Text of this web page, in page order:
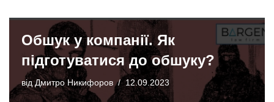
Обшук у компанії. Як
підготуватися до обшуку?
відДмитро Никифоров 12.09.2023